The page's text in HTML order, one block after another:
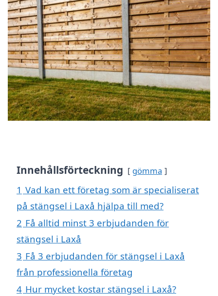
Innehållsförteckning gömma
1 Vad kan ett företag som är specialiserat
på stängsel i Laxå hjälpa till med?
2 Få alltid minst 3 erbjudanden för
stängsel i Laxå
3 Få 3 erbjudanden för stängsel i Laxå
från professionella företag
4 Hur mycket kostar stängsel i Laxå?